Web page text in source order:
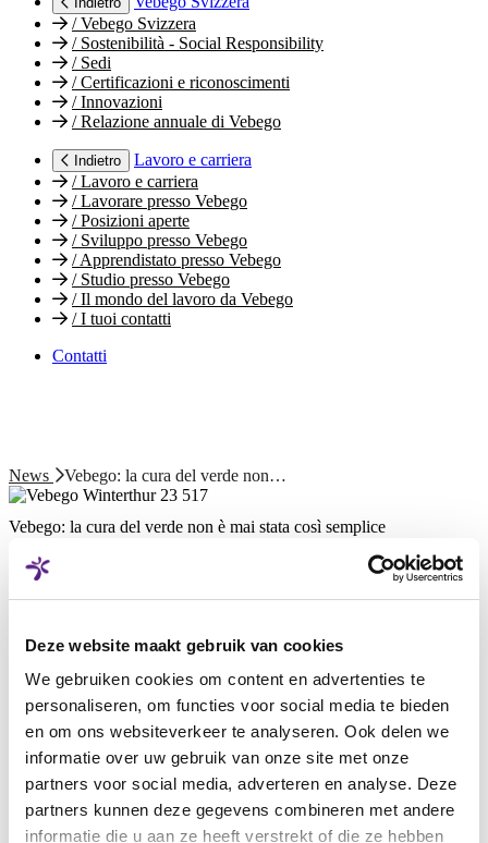
Deze website maakt gebruik van cookies
We gebruiken cookies om content en advertenties te
personaliseren, om functies voor social media te bieden
en om ons websiteverkeer te analyseren. Ook delen we
informatie over uw gebruik van onze site met onze
partners voor social media, adverteren en analyse. Deze
partners kunnen deze gegevens combineren met andere
informatie die u aan ze heeft verstrekt of die ze hebben
/Vebego Svizzera
/Sostenibilità - Social Responsibility
/Sedi
/Certificazioni e riconoscimenti
/Innovazioni
/Relazione annuale di Vebego
Indietro
Lavoro e carriera
/Lavoro e carriera
/Lavorare presso Vebego
/Posizioni aperte
/Sviluppo presso Vebego
/Apprendistato presso Vebego
/Studio presso Vebego
/Il mondo del lavoro da Vebego
/I tuoi contatti
Contatti
News Vebego: la cura del verde non…
Vebego: la cura del verde non è mai stata così semplice
Offriamo una gamma completa di servizi che spazia dalla pulizia e la
manutenzione degli edifici fino agli interventi relativi agli impianti.
Anche la manutenzione e la cura degli spazi verdi sono una parte
promozione della biodiversità è inoltre sempre più al centro
Siamo noti per la versatilità dei nostri servizi nel settore del Facility
Management, e la cura del verde ne è una componente essenziale
che contribuisce in modo significativo alla conservazione del valore
degli immobili e al contempo crea un ambiente di lavoro piacevole e
salutare per personale, visitatrici e visitatori. Un’area verde ben
curata non solo migliora il benessere delle persone, ma promuove
anche la sostenibilità, un tema che sta diventando sempre più